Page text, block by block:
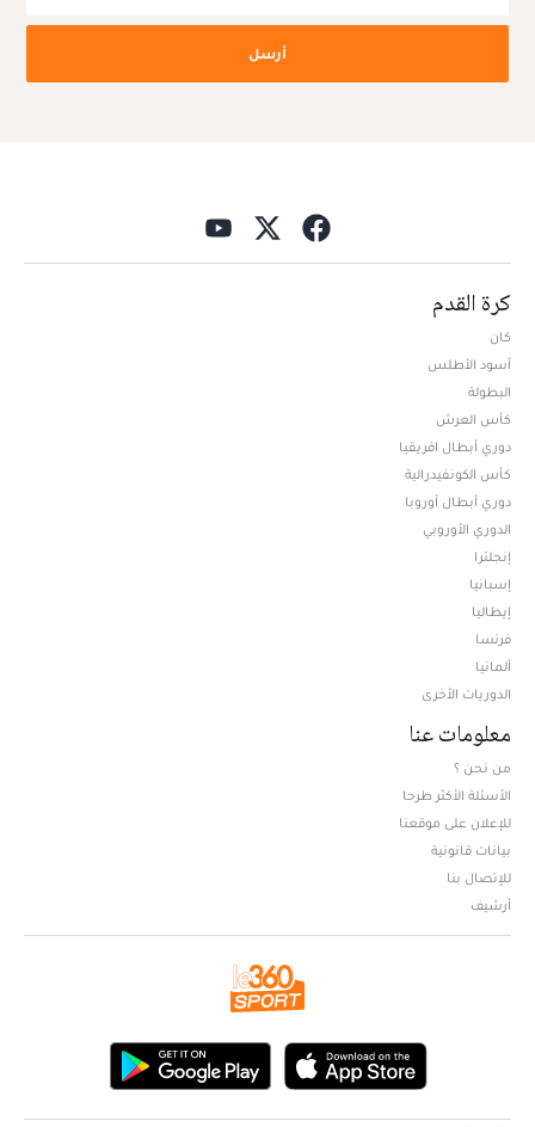
أرسل
كرة القدم
كان
أسود الأطلس
البطولة
كأس العرش
دوري أبطال افريقيا
كأس الكونفيدرالية
دوري أبطال أوروبا
الدوري الأوروبي
إنجلترا
إسبانيا
إيطاليا
فرنسا
ألمانيا
الدوريات الأخرى
معلومات عنا
من نحن ؟
الأسئلة الأكثر طرحا
للإعلان على موقعنا
بيانات قانونية
للإتصال بنا
أرشيف